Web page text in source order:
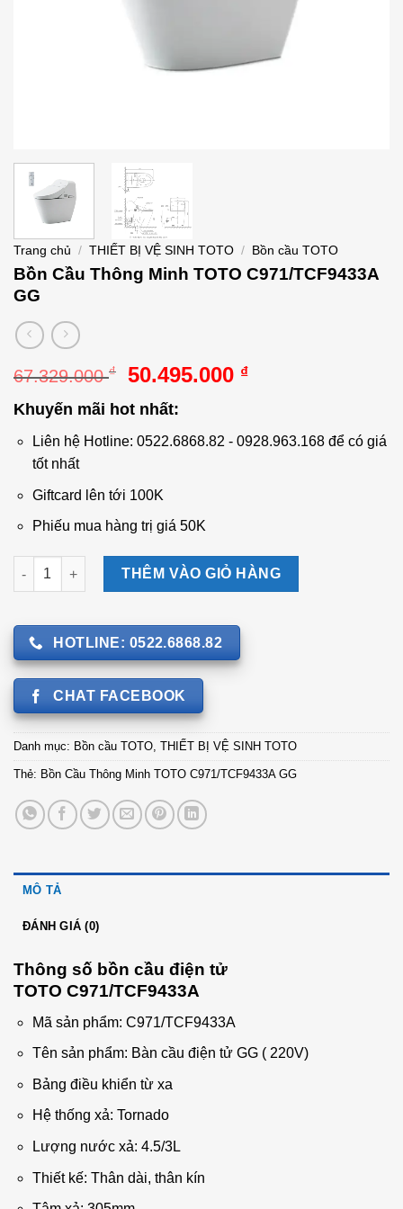
Trang chủ / THIẾT BỊ VỆ SINH TOTO / Bồn cầu TOTO
Bồn Cầu Thông Minh TOTO C971/TCF9433A
GG
67.329.000₫
Giá
là:
67.329.000 ₫.
50.495.000 ₫Giá
là:
Khuyến mãi hot nhất:
Liên hệ Hotline: 0522.6868.82 - 0928.963.168 để có giá
tốt nhất
Giftcard lên tới 100K
Phiếu mua hàng trị giá 50K
Bồn Cầu Thông Minh TOTO C971/TCF9433A GG số lượng
THÊM VÀO GIỎ HÀNG
HOTLINE: 0522.6868.82
CHAT FACEBOOK
Danh mục: Bồn cầu TOTO THIẾT BỊ VỆ SINH TOTO
Thẻ: Bồn Cầu Thông Minh TOTO C971/TCF9433A GG
MÔ TẢ
ĐÁNH GIÁ (0)
Thông số bồn cầu điện tử
TOTO C971/TCF9433A
Mã sản phẩm: C971/TCF9433A
Tên sản phẩm: Bàn cầu điện tử GG ( 220V)
Bảng điều khiển từ xa
Hệ thống xả: Tornado
Lượng nước xả: 4.5/3L
Thiết kế: Thân dài, thân kín